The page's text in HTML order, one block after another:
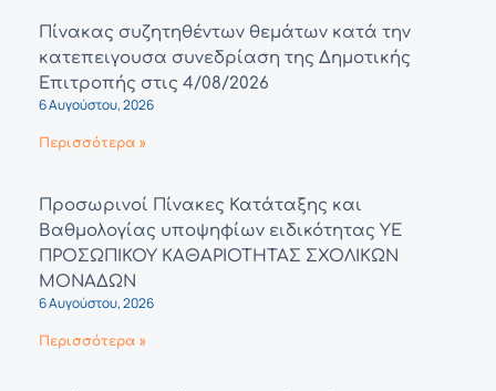
Πίνακας συζητηθέντων θεμάτων κατά την
κατεπειγουσα συνεδρίαση της Δημοτικής
Επιτροπής στις 4/08/2026
6 Αυγούστου, 2026
Περισσότερα »
Προσωρινοί Πίνακες Κατάταξης και
Βαθμολογίας υποψηφίων ειδικότητας ΥΕ
ΠΡΟΣΩΠΙΚΟΥ ΚΑΘΑΡΙΟΤΗΤΑΣ ΣΧΟΛΙΚΩΝ
ΜΟΝΑΔΩΝ
6 Αυγούστου, 2026
Περισσότερα »